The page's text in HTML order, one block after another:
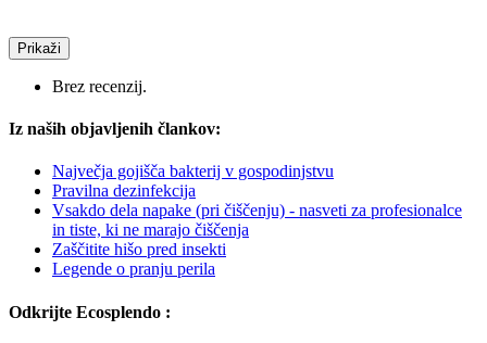
Prikaži
Brez recenzij.
Iz naših objavljenih člankov:
Največja gojišča bakterij v gospodinjstvu
Pravilna dezinfekcija
Vsakdo dela napake (pri čiščenju) - nasveti za profesionalce
in tiste, ki ne marajo čiščenja
Zaščitite hišo pred insekti
Legende o pranju perila
Odkrijte Ecosplendo :